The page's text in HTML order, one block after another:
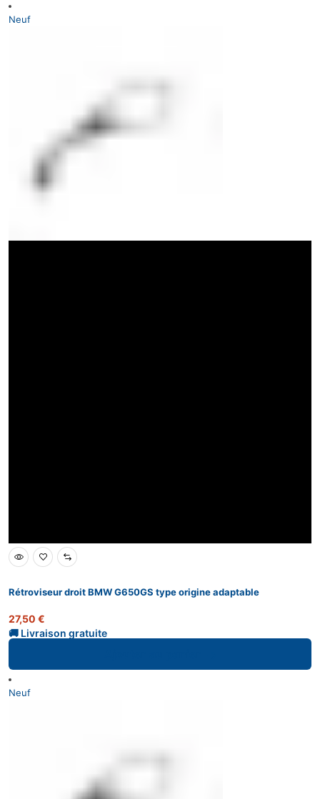
Neuf
Rétroviseur droit BMW G650GS type origine adaptable
27,50 €
Neuf